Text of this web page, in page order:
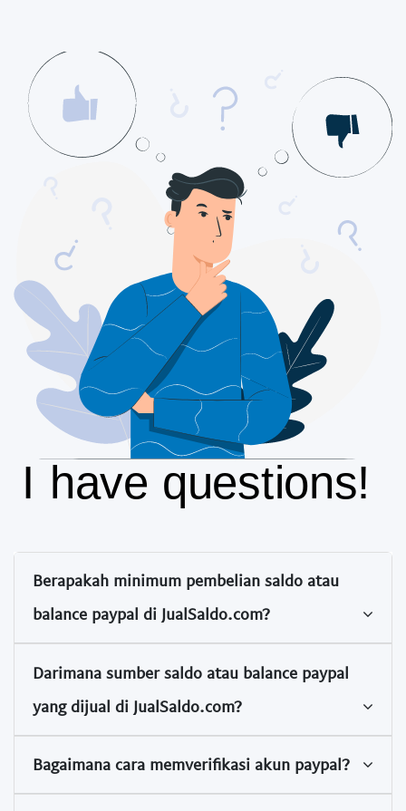
Berapakah minimum pembelian saldo atau
balance paypal di JualSaldo.com?
Darimana sumber saldo atau balance paypal
yang dijual di JualSaldo.com?
Bagaimana cara memverifikasi akun paypal?